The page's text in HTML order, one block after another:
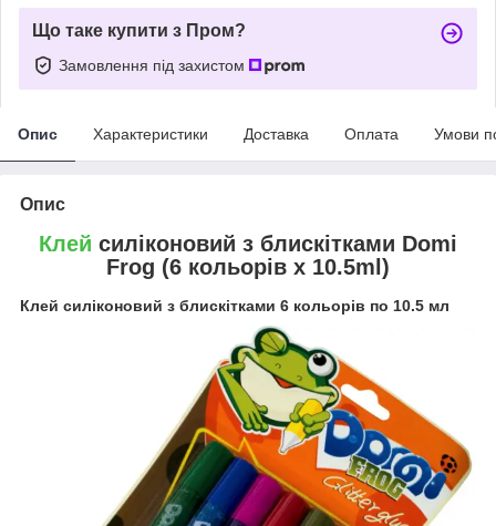
Що таке купити з Пром?
Замовлення під захистом
Опис Характеристики Доставка Оплата Умови
Опис
Клей силіконовий з блискітками Domi
Frog (6 кольорів x 10.5ml)
Клей силіконовий з блискітками 6 кольорів по 10.5 мл